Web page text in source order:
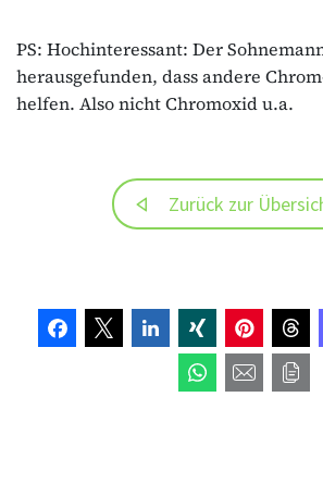
PS: Hochinteressant: Der
herausgefunden, dass andere
helfen. Also nicht Chromoxid u.a.
Zurück zur